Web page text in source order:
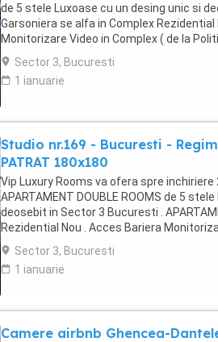
de 5 stele Luxoase cu un desing unic si
Garsoniera se alfa in Complex Rezidential
Monitorizare Video in Complex ( de la
parcare PRIVAT in complex ...
Sector 3, Bucuresti
1 ianuarie
Studio nr.169 - Bucuresti -
PATRAT 180x180
Vip Luxury Rooms va ofera spre inchiriere
APARTAMENT DOUBLE ROOMS de 5
deosebit in Sector 3 Bucuresti .
Rezidential Nou . Acces Bariera
Politia Locala Sector 3 ) Loc de parcare ...
Sector 3, Bucuresti
1 ianuarie
Camere airbnb Ghencea-